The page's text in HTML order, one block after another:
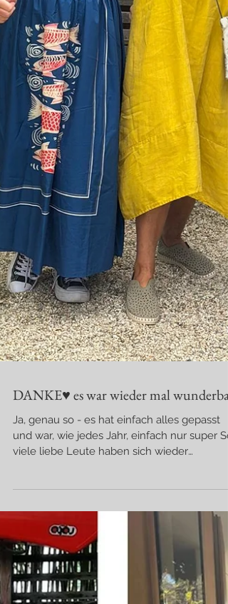
DANKE♥ es war wieder mal wunderbar
Ja, genau so - es hat einfach alles gepasst
Wetter hat, bis auf eine kleine Ausnahme,
perfekt mitgespielt... Es war einfach wieder
mal eine pipifeine Veranstaltung: rund und
schön und eine Hetz, obwohl Arbeit und
genau so kann und soll Arbeit sein♥ Danke♥
und habts einen feinen Start, in die neue